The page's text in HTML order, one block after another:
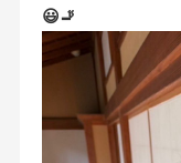
😃🚬